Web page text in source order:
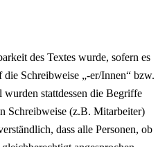
des Textes wurde, sofern es
Schreibweise „-er/Innen“ bzw.
stattdessen die Begriffe
Schreibweise (z.B. Mitarbeiter)
dass alle Personen, ob